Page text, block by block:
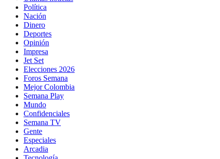
Política
Nación
Dinero
Deportes
Opinión
Impresa
Jet Set
Elecciones 2026
Foros Semana
Mejor Colombia
Semana Play
Mundo
Confidenciales
Semana TV
Gente
Especiales
Arcadia